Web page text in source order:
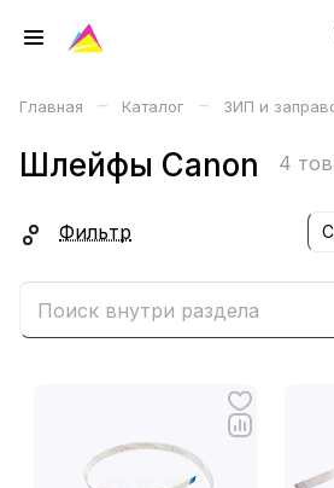
Главная – Каталог – ЗИП и
Шлейфы Canon 4
Фильтр